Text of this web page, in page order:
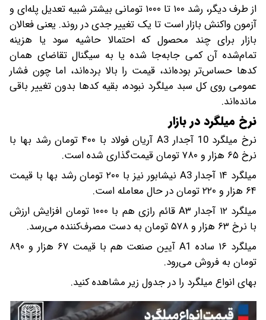
از طرف دیگر، رشد ۱۰۰ تا ۱۰۰۰ تومانی بیشتر شبیه تعدیل پله‌ای و
آزمون واکنش بازار است تا یک تغییر جدی در روند. یعنی فعالان
بازار برای چند محصول که احتمالا حاشیه سود یا هزینه
تمام‌شده آن کمی جابه‌جا شده یا به سیگنال تقاضای همان
کدها حساس‌تر بوده‌اند، قیمت را بالا برده‌اند، اما چون فشار
عمومی روی کل سبد میلگرد نبوده، بقیه کدها بدون تغییر باقی
مانده‌اند.
نرخ میلگرد در بازار
نرخ میلگرد 10 آجدار A3 آریان فولاد با ۴۰۰ تومان رشد بها با
نرخ ۶۵ هزار و ۷۸۰ تومان قیمت‌گذاری شده است.
میلگرد ۱۴ آجدار A3 نیشابور نیز با ۲۰۰ تومان رشد بها با قیمت
۶۴ هزار و ۲۲۰ تومان در حال معامله است.
میلگرد ۱۲ آجدار A۳ قائم رازی هم با ۱۰۰۰ تومان افزایش ارزش
با نرخ ۶۳ هزار و ۵۷۸ تومان به دست مصرف‌کننده می‌‌رسد.
میلگرد ۱۶ ساده A1 آیین صنعت هم با قیمت ۶۷ هزار و ۸۹۰
تومان به فروش می‌رود.
بهای انواع میلگرد را در جدول زیر مشاهده کنید.